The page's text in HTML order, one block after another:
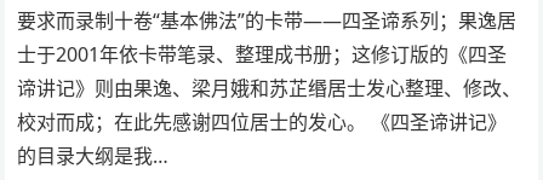
要求而录制十卷“基本佛法”的卡带——四圣谛系列；果逸居
士于2001年依卡带笔录、整理成书册；这修订版的《四圣
谛讲记》则由果逸、梁月娥和苏芷缗居士发心整理、修改、
校对而成；在此先感谢四位居士的发心。 《四圣谛讲记》
的目录大纲是我…